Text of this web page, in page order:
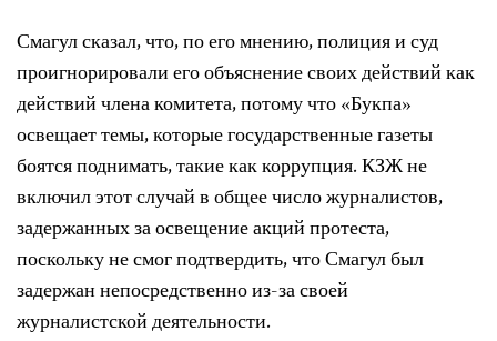
Смагул сказал, что, по его мнению, полиция и суд
проигнорировали его объяснение своих действий как
действий члена комитета, потому что «Букпа»
освещает темы, которые государственные газеты
боятся поднимать, такие как коррупция. КЗЖ не
включил этот случай в общее число журналистов,
задержанных за освещение акций протеста,
поскольку не смог подтвердить, что Смагул был
задержан непосредственно из-за своей
журналистской деятельности.